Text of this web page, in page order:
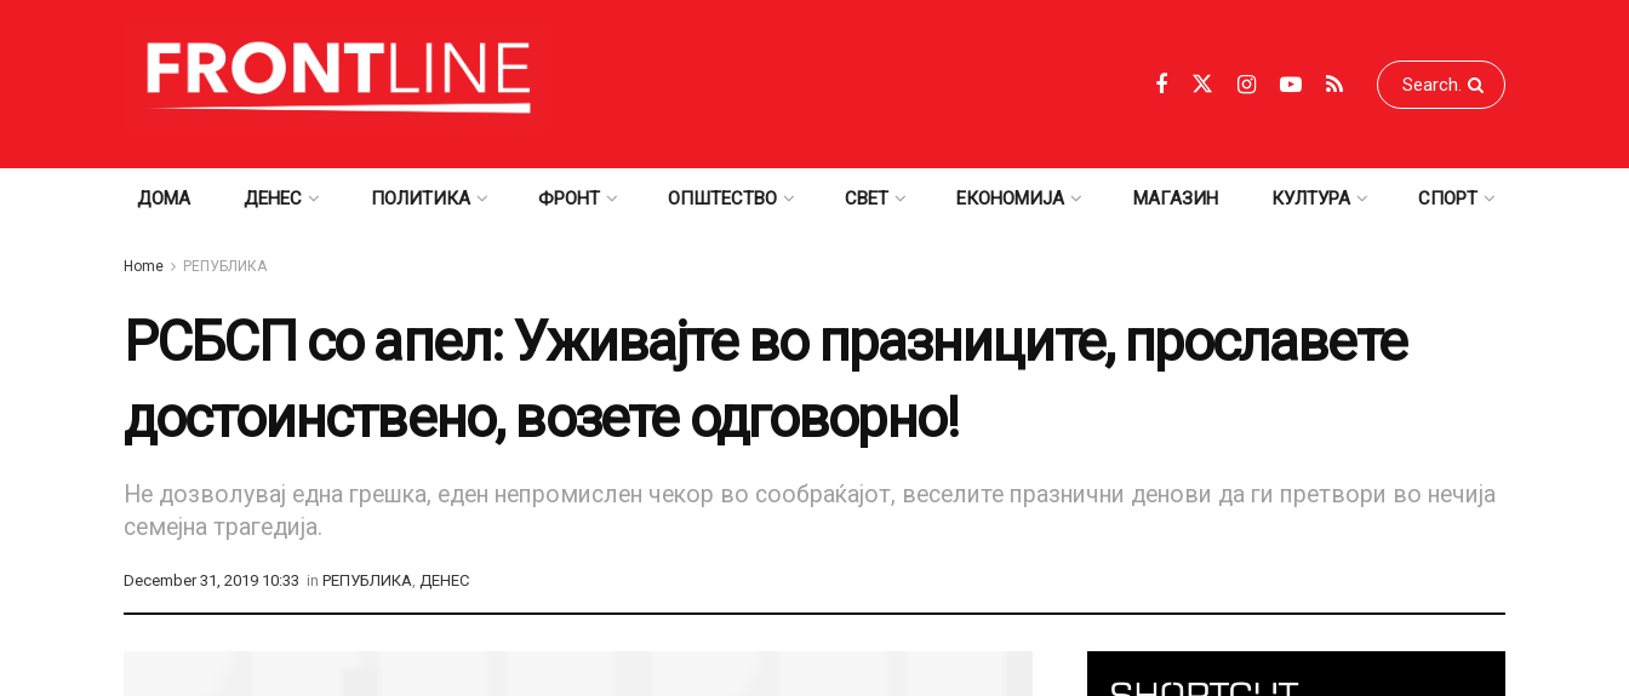
ДОМА ДЕНЕС ПОЛИТИКА ФРОНТ ОПШТЕСТВО СВЕТ ЕКОНОМИЈА МАГАЗИН КУЛТУРА СПОРТ
Home РЕПУБЛИКА
РСБСП со апел: Уживајте во празниците, прославете
достоинствено, возете одговорно!
Не дозволувај една грешка, еден непромислен чекор во сообраќајот, веселите празнични денови да ги претвори во нечија
семејна трагедија.
December 31, 2019 10:33 in РЕПУБЛИКА, ДЕНЕС